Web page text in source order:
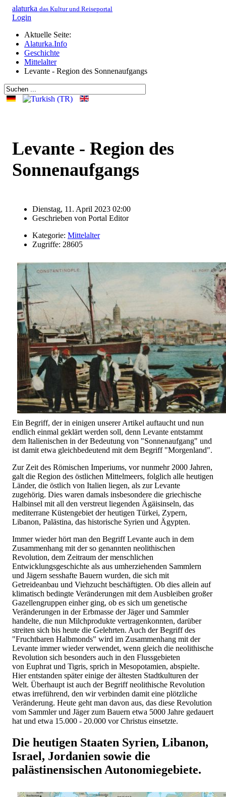
alaturka das Kultur und Reiseportal
Login
Aktuelle Seite:
Alaturka.Info
Geschichte
Mittelalter
Levante - Region des Sonnenaufgangs
Levante - Region des
Sonnenaufgangs
Dienstag, 11. April 2023 02:00
Geschrieben von Portal Editor
Kategorie: Mittelalter
Zugriffe: 28605
Ein Begriff, der in einigen unserer Artikel auftaucht und nun
endlich einmal geklärt werden soll, denn Levante entstammt
dem Italienischen in der Bedeutung von "Sonnenaufgang" und
ist damit etwa gleichbedeutend mit dem Begriff "Morgenland".
Zur Zeit des Römischen Imperiums, vor nunmehr 2000 Jahren,
galt die Region des östlichen Mittelmeers, folglich alle heutigen
Länder, die östlich von Italien liegen, als zur Levante
zugehörig. Dies waren damals insbesondere die griechische
Halbinsel mit all den verstreut liegenden Ägäisinseln, das
mediterrane Küstengebiet der heutigen Türkei, Zypern,
Libanon, Palästina, das historische Syrien und Ägypten.
Immer wieder hört man den Begriff Levante auch in dem
Zusammenhang mit der so genannten neolithischen
Revolution, dem Zeitraum der menschlichen
Entwicklungsgeschichte als aus umherziehenden Sammlern
und Jägern sesshafte Bauern wurden, die sich mit
Getreideanbau und Viehzucht beschäftigten. Ob dies allein auf
klimatisch bedingte Veränderungen mit dem Ausbleiben großer
Gazellengruppen einher ging, ob es sich um genetische
Veränderungen in der Erbmasse der Jäger und Sammler
handelte, die nun Milchprodukte vertragenkonnten, darüber
streiten sich bis heute die Gelehrten. Auch der Begriff des
"Fruchtbaren Halbmonds" wird im Zusammenhang mit der
Levante immer wieder verwendet, wenn gleich die neolithische
Revolution sich besonders auch in den Flussgebieten
von Euphrat und Tigris, sprich in Mesopotamien, abspielte.
Hier entstanden später einige der ältesten Stadtkulturen der
Welt. Überhaupt ist auch der Begriff neolithische Revolution
etwas irreführend, den wir verbinden damit eine plötzliche
Veränderung. Heute geht man davon aus, das diese Revolution
vom Sammler und Jäger zum Bauern etwa 5000 Jahre gedauert
hat und etwa 15.000 - 20.000 vor Christus einsetzte.
Die heutigen Staaten Syrien, Libanon,
Israel, Jordanien sowie die
palästinensischen Autonomiegebiete.